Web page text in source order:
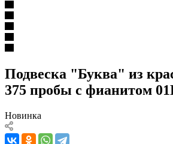
Подвеска "Буква" из
375 пробы с фианитом
Новинка